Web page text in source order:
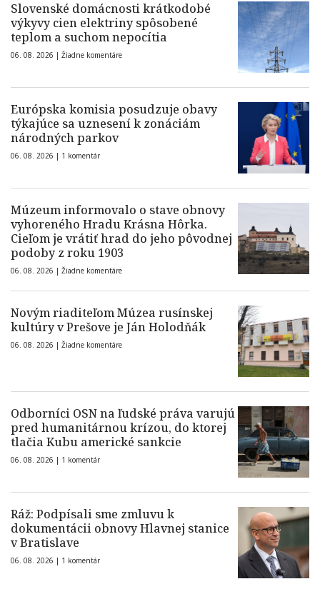
Slovenské domácnosti krátkodobé
výkyvy cien elektriny spôsobené
teplom a suchom nepocítia
06. 08. 2026 | Žiadne komentáre
Európska komisia posudzuje obavy
týkajúce sa uznesení k zonáciám
národných parkov
06. 08. 2026 | 1 komentár
Múzeum informovalo o stave obnovy
vyhoreného Hradu Krásna Hôrka.
Cieľom je vrátiť hrad do jeho pôvodnej
podoby z roku 1903
06. 08. 2026 | Žiadne komentáre
Novým riaditeľom Múzea rusínskej
kultúry v Prešove je Ján Holodňák
06. 08. 2026 | Žiadne komentáre
Odborníci OSN na ľudské práva varujú
pred humanitárnou krízou, do ktorej
tlačia Kubu americké sankcie
06. 08. 2026 | 1 komentár
Ráž: Podpísali sme zmluvu k
dokumentácii obnovy Hlavnej stanice
v Bratislave
06. 08. 2026 | 1 komentár